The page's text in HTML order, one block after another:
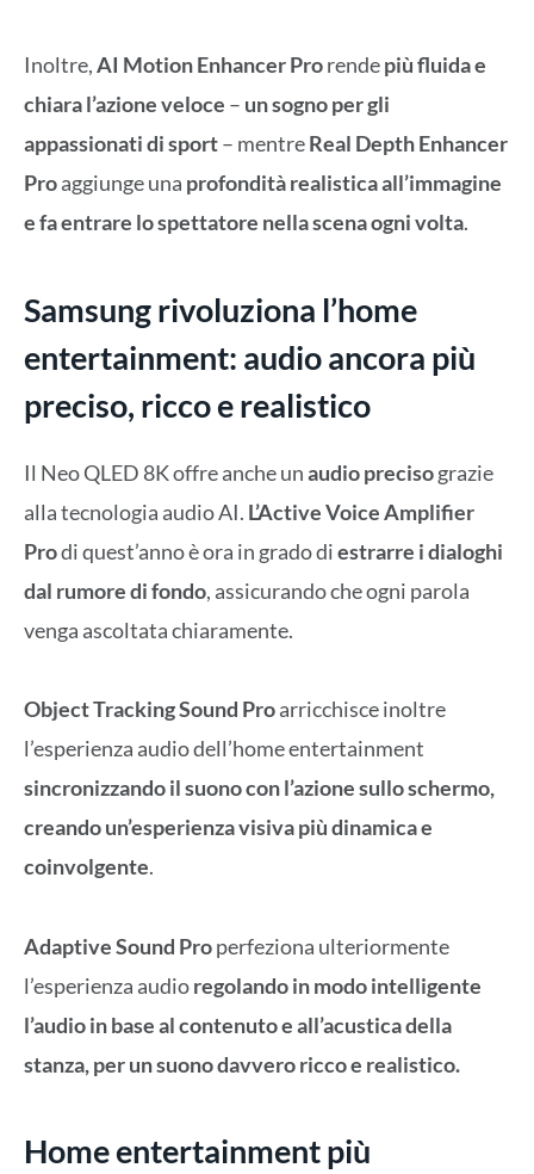
Inoltre,AI Motion Enhancer Prorendepiù fluida e
chiara l’azione veloce – un sogno per gli
appassionati di sport– mentreReal Depth Enhancer
Proaggiunge una profondità realistica all’immagine
e fa entrare lo spettatore nella scena ogni volta.
Samsung rivoluziona l’home
entertainment: audio ancora più
preciso, ricco e realistico
Il Neo QLED 8K offre anche unaudio precisograzie
alla tecnologia audio AI. L’Active Voice Amplifier
Prodi quest’anno è ora in grado diestrarre i dialoghi
dal rumore di fondo, assicurando che ogni parola
venga ascoltata chiaramente.
Object Tracking Sound Proarricchisce inoltre
l’esperienza audio dell’home entertainment
sincronizzando il suono con l’azione sullo schermo,
creando un’esperienza visiva più dinamica e
coinvolgente.
Adaptive Sound Properfeziona ulteriormente
l’esperienza audioregolando in modo intelligente
l’audio in base al contenuto e all’acustica della
stanza, per un suono davvero ricco e realistico.
Home entertainmentpiù